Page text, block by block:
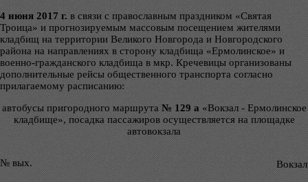
4 июня 2017 г. в связи с православным праздником «Святая
Троица» и прогнозируемым массовым посещением жителями
кладбищ на территории Великого Новгорода и Новгородского
района на направлениях в сторону кладбища «Ермолинское» и
военно-гражданского кладбища в мкр. Кречевицы организованы
дополнительные рейсы общественного транспорта согласно
прилагаемому расписанию:
автобусы пригородного маршрута № 129 а «Вокзал - Ермолинское
кладбище», посадка пассажиров осуществляется на площадке
автовокзала
№ вых.